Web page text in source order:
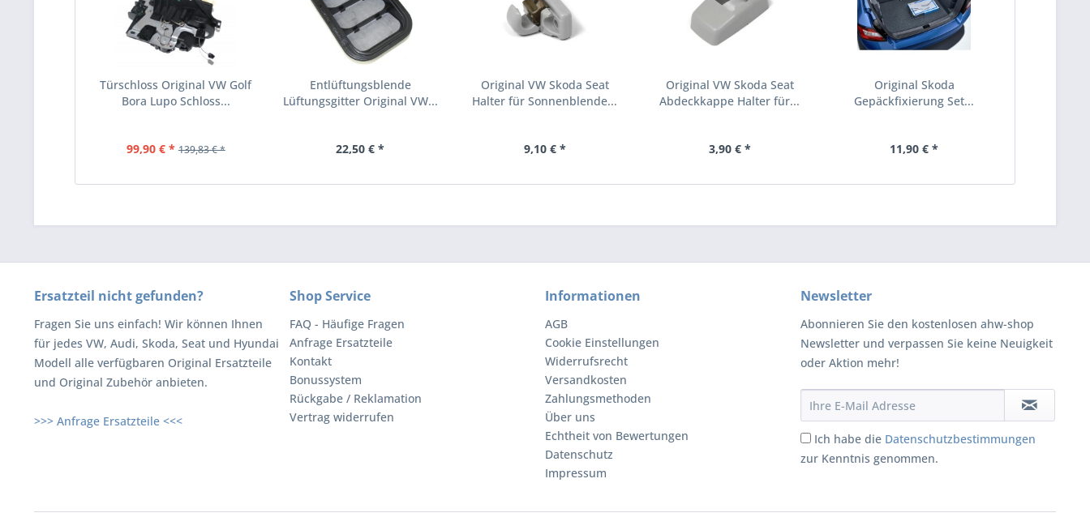
Türschloss Original VW Golf
Bora Lupo Schloss...
99,90 € * 139,83 € *
Entlüftungsblende
Lüftungsgitter Original VW...
22,50 € *
Original VW Skoda Seat
Halter für Sonnenblende...
9,10 € *
Original VW Skoda Seat
Abdeckkappe Halter für...
3,90 € *
Original Skoda
Gepäckfixierung Set...
11,90 € *
Ersatzteil nicht gefunden?
Fragen Sie uns einfach! Wir können Ihnen
für jedes VW, Audi, Skoda, Seat und Hyundai
Modell alle verfügbaren Original Ersatzteile
und Original Zubehör anbieten.
>>> Anfrage Ersatzteile <<<
Shop Service
FAQ - Häufige Fragen
Anfrage Ersatzteile
Kontakt
Bonussystem
Rückgabe / Reklamation
Vertrag widerrufen
Informationen
AGB
Cookie Einstellungen
Widerrufsrecht
Versandkosten
Zahlungsmethoden
Über uns
Echtheit von Bewertungen
Datenschutz
Impressum
Newsletter
Abonnieren Sie den kostenlosen ahw-shop
Newsletter und verpassen Sie keine Neuigkeit
oder Aktion mehr!
Ich habe die Datenschutzbestimmungen
zur Kenntnis genommen.